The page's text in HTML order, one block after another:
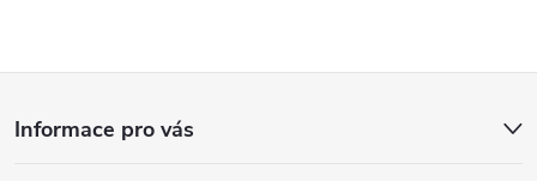
Informace pro vás